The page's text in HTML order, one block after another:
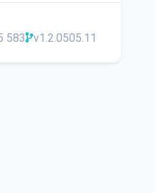
583 v1.2.0505.11